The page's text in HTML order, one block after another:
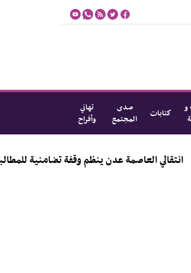
و
كتابات
صدى
المجتمع
تهاني
وأفراح
عدن ينظم وقفة تضامنية للمطالبة بالإفراج